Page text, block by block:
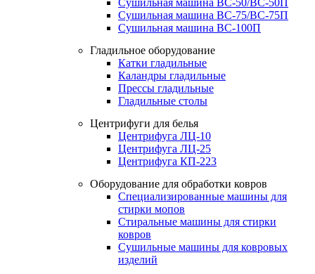
Сушильная машина ВС-50/ВС-50П
Сушильная машина ВС-75/ВС-75П
Сушильная машина ВС-100П
Гладильное оборудование
Катки гладильные
Каландры гладильные
Прессы гладильные
Гладильные столы
Центрифуги для белья
Центрифуга ЛЦ-10
Центрифуга ЛЦ-25
Центрифуга КП-223
Оборудование для обработки ковров
Специализированные машины для
стирки мопов
Стиральные машины для стирки
ковров
Сушильные машины для ковровых
изделий